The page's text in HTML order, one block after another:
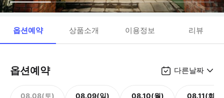
옵션예약 상품소개 이용정보 리뷰
옵션예약 다른날짜
08.08(토) 08.09(일) 08.10(월) 08.11(화)